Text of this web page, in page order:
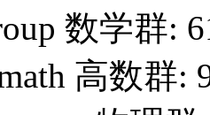
数学群:
高数群: